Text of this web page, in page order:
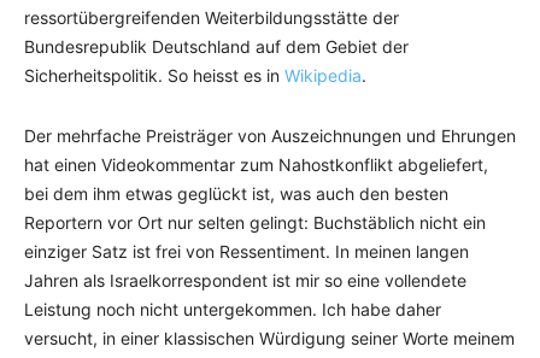
ressortübergreifenden Weiterbildungsstätte der
Bundesrepublik Deutschland auf dem Gebiet der
Sicherheitspolitik. So heisst es in Wikipedia.
Der mehrfache Preisträger von Auszeichnungen und Ehrungen
hat einen Videokommentar zum Nahostkonflikt abgeliefert,
bei dem ihm etwas geglückt ist, was auch den besten
Reportern vor Ort nur selten gelingt: Buchstäblich nicht ein
einziger Satz ist frei von Ressentiment. In meinen langen
Jahren als Israelkorrespondent ist mir so eine vollendete
Leistung noch nicht untergekommen. Ich habe daher
versucht, in einer klassischen Würdigung seiner Worte meinem